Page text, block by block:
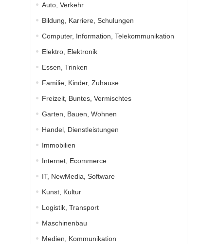
Auto, Verkehr
Bildung, Karriere, Schulungen
Computer, Information, Telekommunikation
Elektro, Elektronik
Essen, Trinken
Familie, Kinder, Zuhause
Freizeit, Buntes, Vermischtes
Garten, Bauen, Wohnen
Handel, Dienstleistungen
Immobilien
Internet, Ecommerce
IT, NewMedia, Software
Kunst, Kultur
Logistik, Transport
Maschinenbau
Medien, Kommunikation